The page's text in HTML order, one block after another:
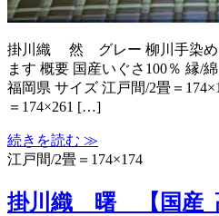
掛川織 然 グレー 柳川手染め
ます 概要 国産いぐさ100％ 縁/
福岡県 サイズ 江戸間/2畳＝
＝174×261 […]
続きを読む ≫
江戸間/2畳＝174×174
掛川織 曙 【国産_